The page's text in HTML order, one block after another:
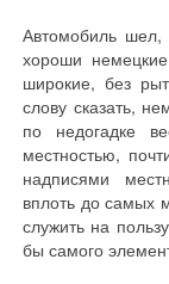
Автомобиль шел,
хороши
широкие, без
слову сказать,
по недогадке
местностью,
надписями
вплоть до самых
служить на
бы самого